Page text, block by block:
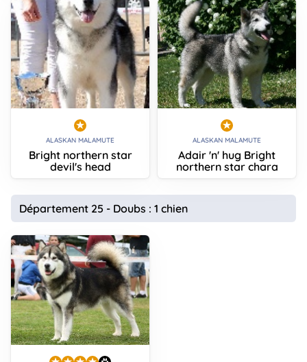
ALASKAN MALAMUTE
Bright northern star
devil's head
ALASKAN MALAMUTE
Adair 'n' hug Bright
northern star chara
Département 25 - Doubs : 1 chien